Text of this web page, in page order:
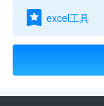
excel工具